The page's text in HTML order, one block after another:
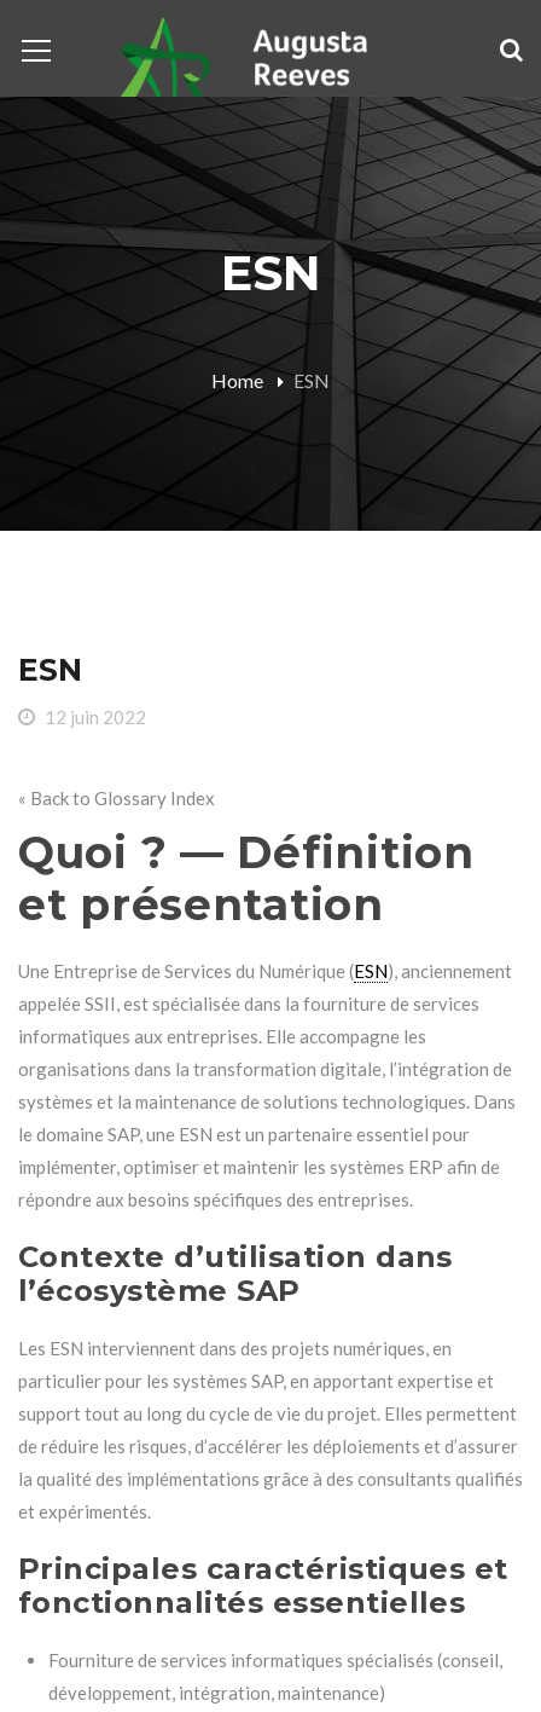
ESN
Home ESN
ESN
12 juin 2022
« Back to Glossary Index
Quoi ? — Définition
et présentation
Une Entreprise de Services du Numérique (ESN), anciennement
appelée SSII, est spécialisée dans la fourniture de services
informatiques aux entreprises. Elle accompagne les
organisations dans la transformation digitale, l’intégration de
systèmes et la maintenance de solutions technologiques. Dans
le domaine SAP, une ESN est un partenaire essentiel pour
implémenter, optimiser et maintenir les systèmes ERP afin de
répondre aux besoins spécifiques des entreprises.
Contexte d’utilisation dans
l’écosystème SAP
Les ESN interviennent dans des projets numériques, en
particulier pour les systèmes SAP, en apportant expertise et
support tout au long du cycle de vie du projet. Elles permettent
de réduire les risques, d’accélérer les déploiements et d’assurer
la qualité des implémentations grâce à des consultants qualifiés
et expérimentés.
Principales caractéristiques et
fonctionnalités essentielles
Fourniture de services informatiques spécialisés (conseil,
développement, intégration, maintenance)